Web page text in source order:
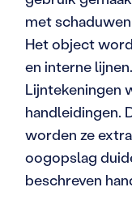
met
Het object
en interne lijnen.
Lijntekeningen
handleidingen.
worden ze
oogopslag
beschreven